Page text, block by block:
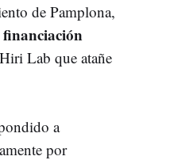
de Pamplona,
financiación
Lab que atañe
a
por